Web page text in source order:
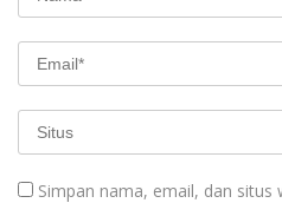
Simpan nama, email, dan situs